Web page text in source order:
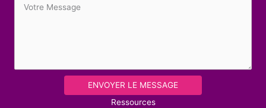
ENVOYER LE MESSAGE
Ressources